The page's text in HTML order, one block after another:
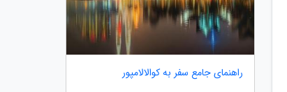
راهنمای جامع سفر به کوالالامپور